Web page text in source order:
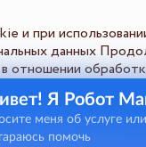
и при
данных
отношении
персональной
должен
ПД
Я Робот
меня об услуге
помочь